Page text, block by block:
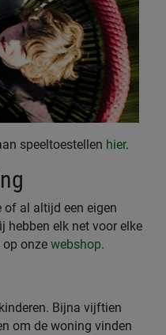
speeltoestellen hier.
of al altijd een eigen
hebben elk net voor elke
op onze webshop.
Bijna vijftien
om de woning vinden